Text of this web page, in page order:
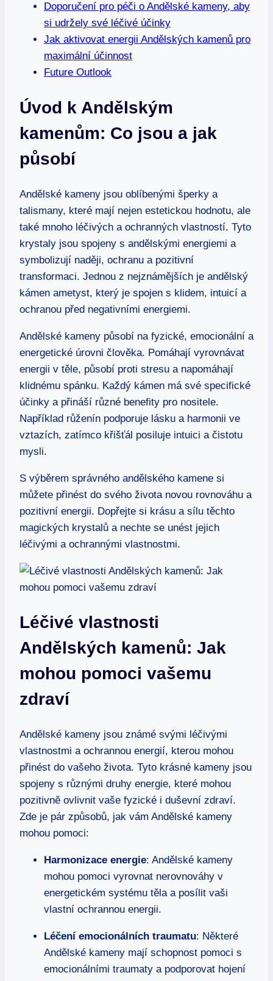
Doporučení pro péči o Andělské kameny, aby
si udržely své léčivé účinky
Jak aktivovat energii Andělských kamenů pro
maximální účinnost
Future Outlook
Úvod k Andělským
kamenům: Co jsou a jak
působí
Andělské kameny jsou oblíbenými šperky a
talismany, které mají nejen estetickou hodnotu, ale
také mnoho léčivých a ochranných vlastností. Tyto
krystaly jsou spojeny s andělskými energiemi a
symbolizují naději, ochranu a pozitivní
transformaci. Jednou z nejznámějších je andělský
kámen ametyst, který je spojen s klidem, intuicí a
ochranou před negativními energiemi.
Andělské kameny působí na fyzické, emocionální a
energetické úrovni člověka. Pomáhají vyrovnávat
energii v těle, působí proti stresu a napomáhají
klidnému spánku. Každý kámen má své specifické
účinky a přináší různé benefity pro nositele.
Například růženín podporuje lásku a harmonii ve
vztazích, zatímco křišťál posiluje intuici a čistotu
mysli.
S výběrem správného andělského kamene si
můžete přinést do svého života novou rovnováhu a
pozitivní energii. Dopřejte si krásu a sílu těchto
magických krystalů a nechte se unést jejich
léčivými a ochrannými vlastnostmi.
Léčivé vlastnosti
Andělských kamenů: Jak
mohou pomoci vašemu
zdraví
Andělské kameny jsou známé svými léčivými
vlastnostmi a ochrannou energií, kterou mohou
přinést do vašeho života. Tyto krásné kameny jsou
spojeny s různými druhy energie, které mohou
pozitivně ovlivnit vaše fyzické i duševní zdraví.
Zde je pár způsobů, jak vám Andělské kameny
mohou pomoci:
Harmonizace energie: Andělské kameny
mohou pomoci vyrovnat nerovnováhy v
energetickém systému těla a posílit vaši
vlastní ochrannou energii.
Léčení emocionálních traumatu: Některé
Andělské kameny mají schopnost pomoci s
emocionálními traumaty a podporovat hojení